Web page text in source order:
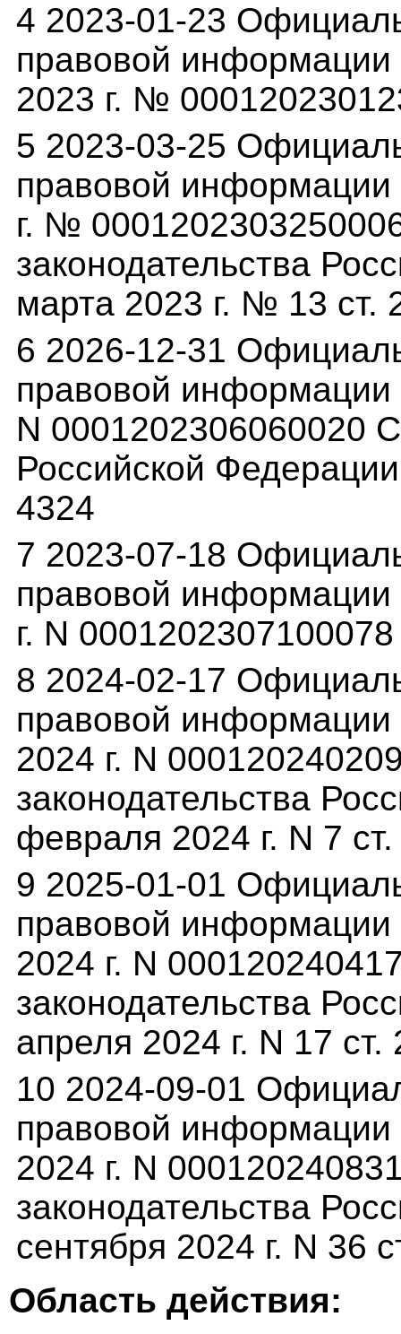
4 2023-01-23
правовой информации
2023 г. №
5 2023-03-25
правовой информации
г. №
законодательства
марта 2023 г. № 13 ст.
6 2026-12-31
правовой информации
N 0001202306060020
Российской
4324
7 2023-07-18
правовой
г. N 0001202307100078
8 2024-02-17
правовой
2024 г. N
законодательства
февраля 2024 г. N 7
9 2025-01-01
правовой информации
2024 г. N
законодательства
апреля 2024 г. N 17 ст.
10 2024-09-01
правовой информации
2024 г. N
законодательства
сентября 2024 г. N 36
Область действия: